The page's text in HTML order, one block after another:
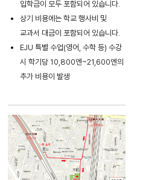
입학금이 모두 포함되어 있습니다.
상기 비용에는 학교 행사비 및
교과서 대금이 포함되어 있습니다.
EJU 특별 수업(영어, 수학 등) 수강
시 학기당 10,800엔~21,600엔의
추가 비용이 발생